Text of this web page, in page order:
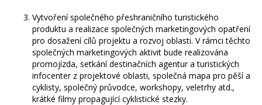
Vytvoření společného přeshraničního turistického
produktu a realizace společných marketingových opatření
pro dosažení cílů projektu a rozvoj oblasti. V rámci těchto
společných marketingových aktivit bude realizována
promojízda, setkání destinačních agentur a turistických
infocenter z projektové oblasti, společná mapa pro pěší a
cyklisty, společný průvodce, workshopy, veletrhy atd.,
krátké filmy propagující cyklistické stezky.